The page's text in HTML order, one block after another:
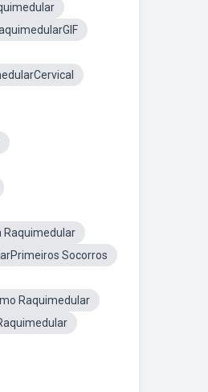
Raquimedular
Socorros
Raquimedular